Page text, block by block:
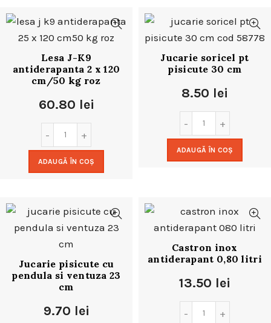
Lesa J-K9
antiderapanta 2 x 120
cm/50 kg roz
60.80 lei
ADAUGĂ ÎN COȘ
Jucarie soricel pt
pisicute 30 cm
8.50 lei
ADAUGĂ ÎN COȘ
Jucarie pisicute cu
pendula si ventuza 23
cm
9.70 lei
Castron inox
antiderapant 0,80 litri
13.50 lei